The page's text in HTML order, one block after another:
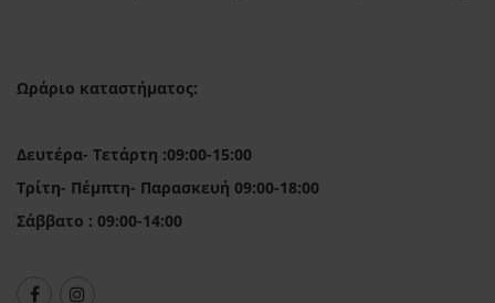
Ωράριο καταστήματος:
Δευτέρα- Τετάρτη :09:00-15:00
Τρίτη- Πέμπτη- Παρασκευή 09:00-18:00
Σάββατο : 09:00-14:00